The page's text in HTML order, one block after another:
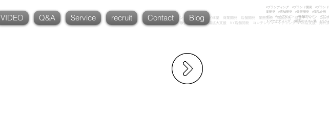
VIDEO Q&A Service recruit Contact Blog
#ブランディング #ブランド開発 #ブラン
業開発 #店舗開発 #業態開発 #商品企画
イン #webデザイン #店舗デザイン #エン
トマーケティング #顧客のファン化 #イベ
ブランディング ブランド開発 ブランド構築 商業開発 店舗開発 業態開発 商品企画 商業デザイン web
イン 店舗デザイン 販促企画 海外販路拡大支援 NY店舗開発 コンテンツマーケティング NY出店支援 海外